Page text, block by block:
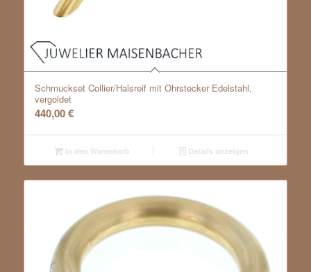
Schmuckset Collier/Halsreif mit Ohrstecker Edelstahl,
vergoldet
440,00€
In den Warenkorb Details anzeigen